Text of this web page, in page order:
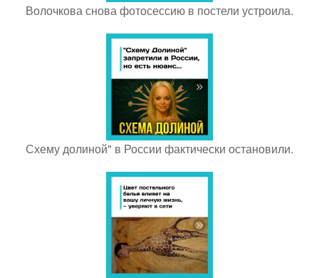
Волочкова снова фотосессию в постели устроила.
Схему долиной" в России фактически остановили.